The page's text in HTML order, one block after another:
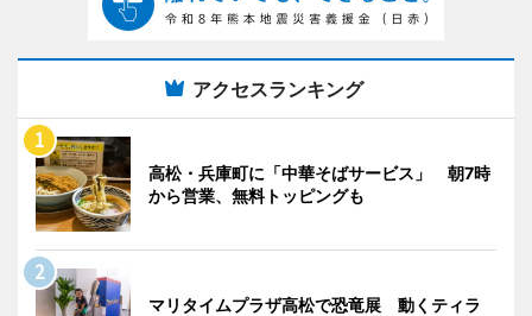
アクセスランキング
高松・兵庫町に「中華そばサービス」 朝7時
から営業、無料トッピングも
マリタイムプラザ高松で恐竜展 動くティラ